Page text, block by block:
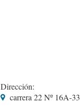
Dirección:
carrera 22 Nº 16A-33